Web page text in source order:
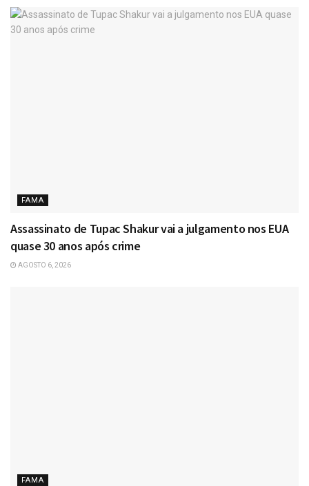
FAMA
Assassinato de Tupac Shakur vai a julgamento nos EUA
quase 30 anos após crime
AGOSTO 6, 2026
FAMA